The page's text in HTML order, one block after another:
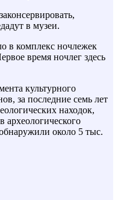
в музеи.
в комплекс ночлежек
время ночлег здесь
культурного
за последние семь лет
находок,
археологического
около 5 тыс.